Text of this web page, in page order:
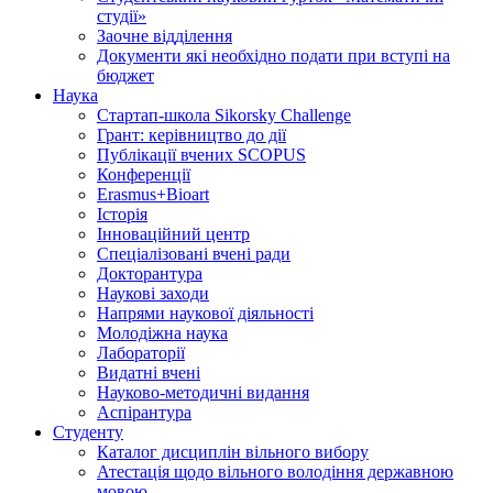
студії»
Заочне відділення
Документи які необхідно подати при вступі на
бюджет
Наука
Стартап-школа Sikorsky Challenge
Грант: керівництво до дії
Публікації вчених SCOPUS
Конференції
Erasmus+Bioart
Історія
Інноваційний центр
Спеціалізовані вчені ради
Докторантура
Наукові заходи
Напрями наукової діяльності
Молодіжна наука
Лабораторії
Видатні вчені
Науково-методичні видання
Аспірантура
Студенту
Каталог дисциплін вільного вибору
Атестація щодо вільного володіння державною